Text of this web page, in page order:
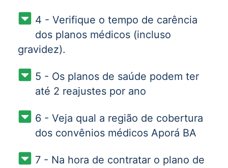
4 - Verifique o tempo de carência
dos planos médicos (incluso
gravidez).
5 - Os planos de saúde podem ter
até 2 reajustes por ano
6 - Veja qual a região de cobertura
dos convênios médicos Aporá BA
7 - Na hora de contratar o plano de